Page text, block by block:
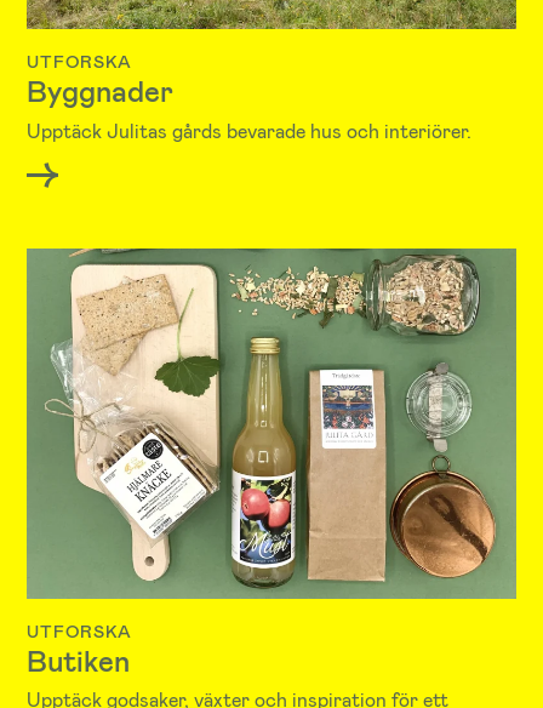
UTFORSKA
Byggnader
Upptäck Julitas gårds bevarade hus och interiörer.
UTFORSKA
Butiken
Upptäck godsaker, växter och inspiration för ett